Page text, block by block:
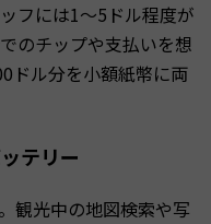
フには1〜5ドル程度が
のチップや支払いを想
ドル分を小額紙幣に両
テリー
観光中の地図検索や写